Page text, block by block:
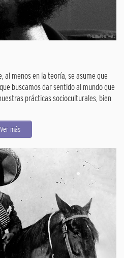
al menos en la teoría, se asume que
buscamos dar sentido al mundo que
prácticas socioculturales, bien
Ver más